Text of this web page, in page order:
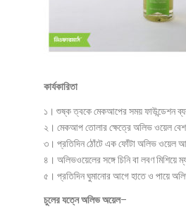
কার্যকারিতা
১। শুষ্ক ত্বকে মেকআপের সময় ফাউন্ডেশন
২। মেকআপ তোলার ক্ষেত্রে অলিভ ওয়েল
৩। প্রতিদিন ঠোঁটে এক ফোঁটা অলিভ ওয়েল
৪। অলিভওয়েলের সঙ্গে চিনি বা লবণ মিশিয়ে
৫। প্রতিদিন ঘুমানোর আগে হাতে ও পায়ে
চুলের যত্নে অলিভ অয়েল–